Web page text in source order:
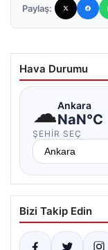
Paylaş:
Hava Durumu
☁Ankara
NaN°C
ŞEHIR SEÇ
Bizi Takip Edin